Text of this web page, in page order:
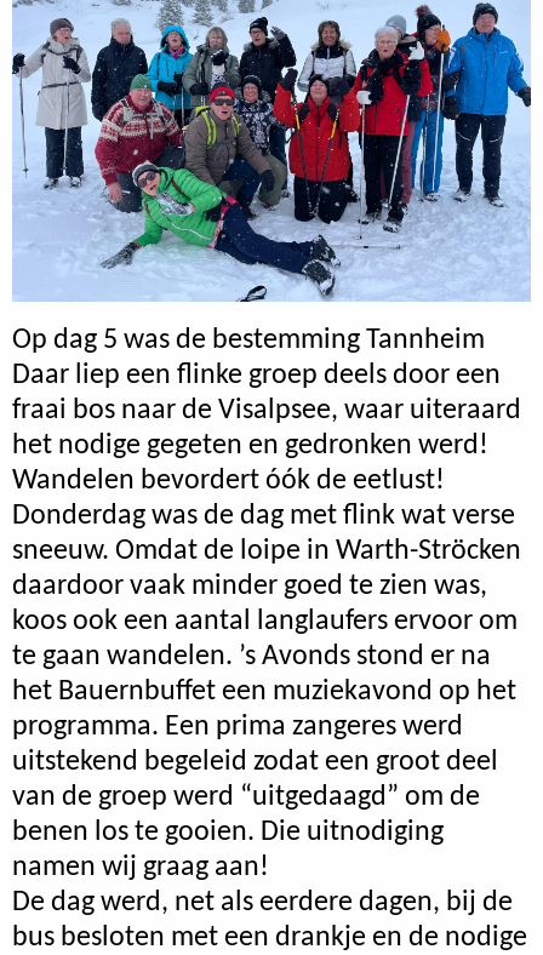
Op dag 5 was de bestemming Tannheim
Daar liep een flinke groep deels door een
fraai bos naar de Visalpsee, waar uiteraard
het nodige gegeten en gedronken werd!
Wandelen bevordert óók de eetlust!
Donderdag was de dag met flink wat verse
sneeuw. Omdat de loipe in Warth-Ströcken
daardoor vaak minder goed te zien was,
koos ook een aantal langlaufers ervoor om
te gaan wandelen. ’s Avonds stond er na
het Bauernbuffet een muziekavond op het
programma. Een prima zangeres werd
uitstekend begeleid zodat een groot deel
van de groep werd “uitgedaagd” om de
benen los te gooien. Die uitnodiging
namen wij graag aan!
De dag werd, net als eerdere dagen, bij de
bus besloten met een drankje en de nodige